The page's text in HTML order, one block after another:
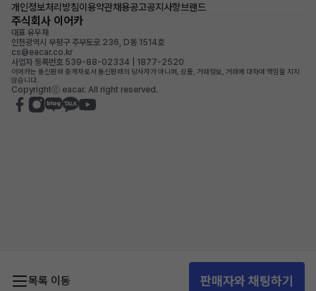
목록 이동 판매자와 채팅하기
개인정보처리방침이용약관채용공고공지사항브랜드
주식회사 이어카
대표 유우재
인천광역시 부평구 주부토로 236, D동 1514호
cs@eacar.co.kr
사업자 등록번호 539-88-02334 | 1877-2520
이어카는 통신판매 중개자로서 통신판매의 당사자가 아니며, 상품, 거래정보, 거래에 대하여 책임을 지지
않습니다.
Copyrightⓒ eacar. All right reserved.